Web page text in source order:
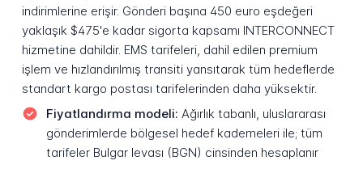
indirimlerine erişir. Gönderi başına 450 euro eşdeğeri
yaklaşık $475'e kadar sigorta kapsamı INTERCONNECT
hizmetine dahildir. EMS tarifeleri, dahil edilen premium
işlem ve hızlandırılmış transiti yansıtarak tüm hedeflerde
standart kargo postası tarifelerinden daha yüksektir.
Fiyatlandırma modeli: Ağırlık tabanlı, uluslararası
gönderimlerde bölgesel hedef kademeleri ile; tüm
tarifeler Bulgar levası (BGN) cinsinden hesaplanır